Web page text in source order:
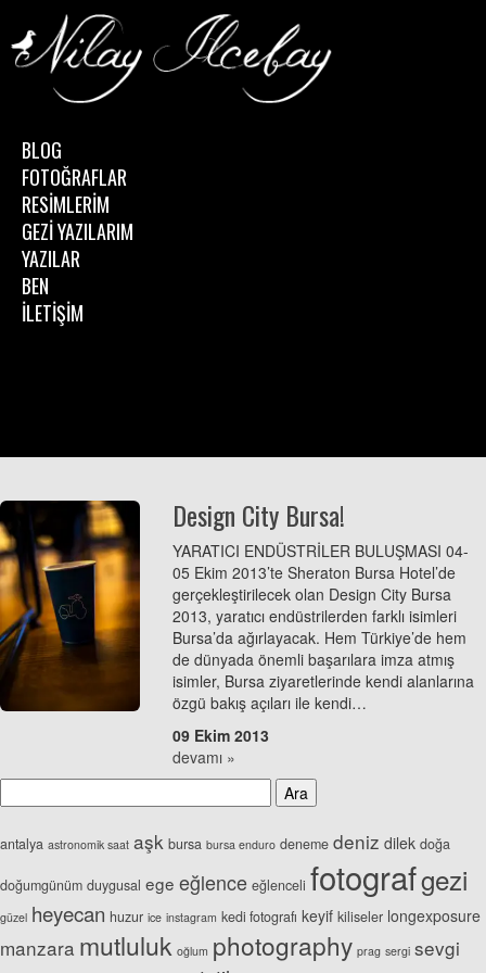
BLOG
FOTOĞRAFLAR
RESİMLERİM
GEZİ YAZILARIM
YAZILAR
BEN
İLETİŞİM
Design City Bursa!
YARATICI ENDÜSTRİLER BULUŞMASI 04-
05 Ekim 2013’te Sheraton Bursa Hotel’de
gerçekleştirilecek olan Design City Bursa
2013, yaratıcı endüstrilerden farklı isimleri
Bursa’da ağırlayacak. Hem Türkiye’de hem
de dünyada önemli başarılara imza atmış
isimler, Bursa ziyaretlerinde kendi alanlarına
özgü bakış açıları ile kendi…
09 Ekim 2013
devamı »
antalya astronomik saat aşk bursa bursa enduro deneme deniz dilek doğa
doğumgünüm duygusal ege eğlence eğlenceli fotografgezi
güzel heyecan huzur ice instagram kedi fotografı keyif kiliseler longexposure
manzara mutluluk oğlum photography prag sergi sevgi